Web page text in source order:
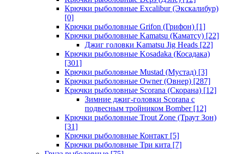
Крючки рыболовные Excalibur (Экскалибур)
[0]
Крючки рыболовные Grifon (Грифон) [1]
Крючки рыболовные Kamatsu (Каматсу) [22]
Джиг головки Kamatsu Jig Heads [22]
Крючки рыболовные Kosadaka (Косадака)
[301]
Крючки рыболовные Mustad (Мустад) [3]
Крючки рыболовные Owner (Овнер) [287]
Крючки рыболовные Scorana (Скорана) [12]
Зимние джиг-головки Scorana с
подвесным тройником Bomber[12]
Крючки рыболовные Trout Zone (Траут Зон)
[31]
Крючки рыболовные Контакт [5]
Крючки рыболовные Три кита [7]